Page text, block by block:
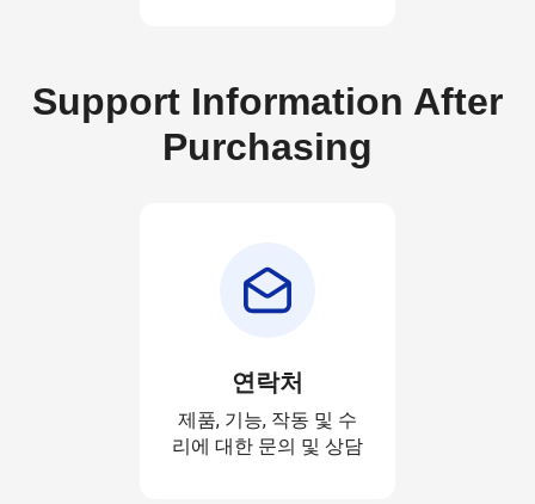
Support Information After
Purchasing
연락처
제품, 기능, 작동 및 수
리에 대한 문의 및 상담